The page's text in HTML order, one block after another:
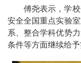
傅尧表示，学
安全全国重点实验室
系、整合学科优势
条件等方面继续给予